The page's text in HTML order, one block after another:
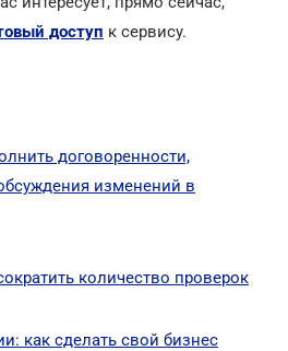
доступ к сервису.
договоренности,
изменений в
количество проверок
как сделать свой бизнес